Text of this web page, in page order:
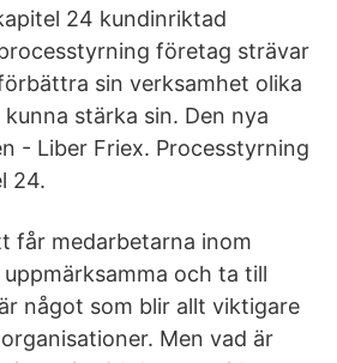
24 kundinriktad
företag strävar
sin verksamhet olika
stärka sin. Den nya
- Liber Friex. Processtyrning
24.
får medarbetarna inom
och ta till
något som blir allt viktigare
Men vad är